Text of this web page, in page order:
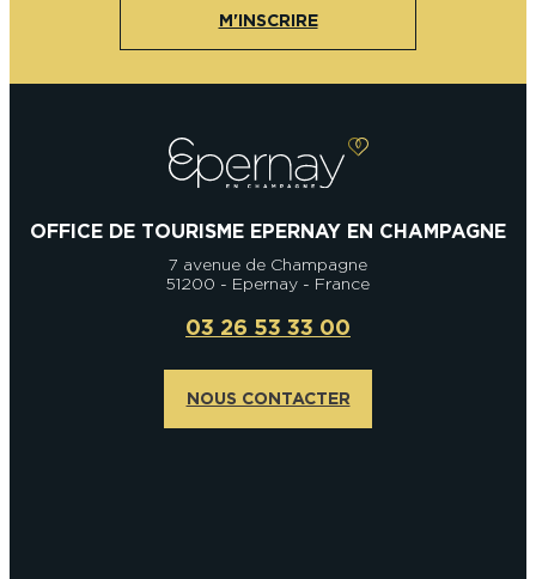
M'INSCRIRE
OFFICE DE TOURISME EPERNAY EN CHAMPAGNE
7 avenue de Champagne
51200 - Epernay - France
03 26 53 33 00
NOUS CONTACTER